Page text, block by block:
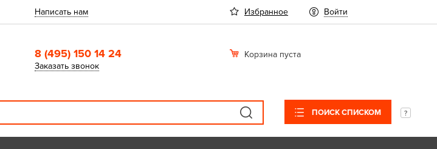
Написать нам Избранное Войти
8 (495) 150 14 24
Заказать звонок
Корзина пуста
ПОИСК СПИСКОМ